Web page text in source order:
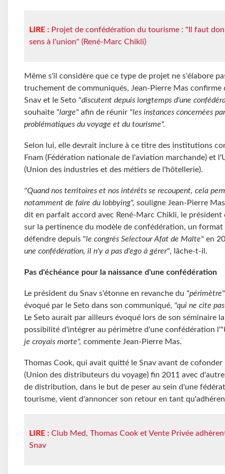
LIRE : Projet de confédération du tourisme : "Il faut
sens à l'union" (René-Marc Chikli)
Même s'il considère que ce type de projet ne s'élabore
truchement de communiqués, Jean-Pierre Mas confirme
Snav et le Seto "discutent depuis longtemps d'une
souhaite "large" afin de réunir "les instances concernées
problématiques du voyage et du tourisme".
Selon lui, elle devrait inclure à ce titre des institutions
Fnam (Fédération nationale de l'aviation marchande) et
(Union des industries et des métiers de l'hôtellerie).
"Quand nos territoires et nos intérêts se recoupent, cela
notamment de faire du lobbying", souligne Jean-Pierre
dit en parfait accord avec René-Marc Chikli, le président
sur la pertinence du modèle de confédération, un
défendre depuis "le congrès Selectour Afat de Malte" en
une confédération, il n'y a pas d'ego à gérer", lâche-t-il.
Pas d'échéance pour la naissance d'une confédération
Le président du Snav s'étonne en revanche du "périmètre"
évoqué par le Seto dans son communiqué, "qui ne cite
Le Seto aurait par ailleurs évoqué lors de son séminaire la
possibilité d'intégrer au périmètre d'une confédération l'"
je croyais morte", commente Jean-Pierre Mas.
Thomas Cook, qui avait quitté le Snav avant de cofonder
(Union des distributeurs du voyage) fin 2011 avec
de distribution, dans le but de peser au sein d'une
tourisme, vient d'annoncer son retour en tant
LIRE : Club Med, Thomas Cook et Vente Privée
Snav